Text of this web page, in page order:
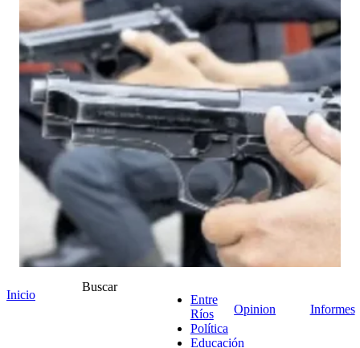
Inicio
Buscar
Entre
Ríos
Política
Educación
Opinion Informes